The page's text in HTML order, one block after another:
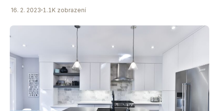
16. 2. 2023 1.1K zobrazení